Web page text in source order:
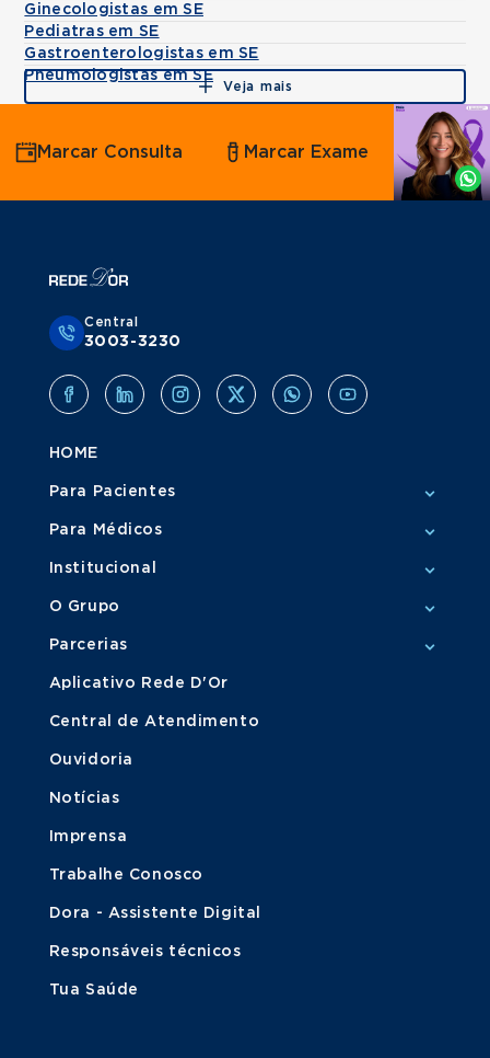
Ginecologistas em SE
Pediatras em SE
Gastroenterologistas em SE
Pneumologistas em SE
Veja mais
Agende
por
Whatsapp
Marcar Consulta Marcar Exame
Central
3003-3230
HOME
Para Pacientes
Para Médicos
Institucional
O Grupo
Parcerias
Aplicativo Rede D'Or
Central de Atendimento
Ouvidoria
Notícias
Imprensa
Trabalhe Conosco
Dora - Assistente Digital
Responsáveis técnicos
Tua Saúde